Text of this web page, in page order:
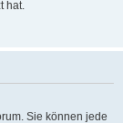
hat.
Sie können jede